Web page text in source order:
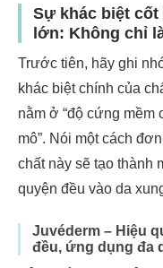
Sự khác biệt
lớn: Không chỉ
Trước tiên, hãy ghi
khác biệt chính của
nằm ở “độ cứng mềm
mô”. Nói một cách
chất này sẽ tạo thành
quyện đều vào da
Juvéderm – Hiệu
đều, ứng dụng đa